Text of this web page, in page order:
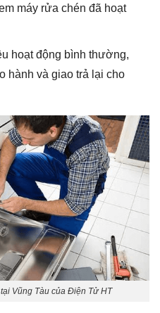
máy rửa chén đã hoạt
hoạt động bình thường,
hành và giao trả lại cho
Vũng Tàu của Điện Tử HT